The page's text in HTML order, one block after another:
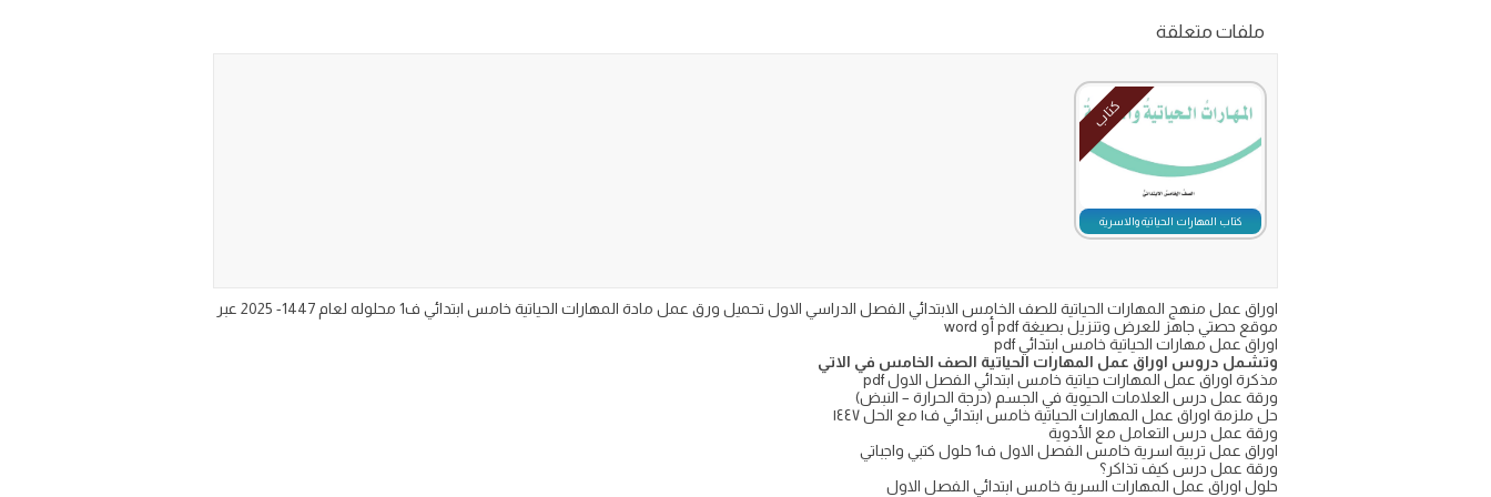
ملفات متعلقة
كتاب
كتاب المهارات الحياتية والاسرية
اوراق عمل منهج المهارات الحياتية للصف الخامس الابتدائي الفصل الدراسي الاول تحميل ورق عمل مادة المهارات الحياتية خامس ابتدائي ف1 محلوله لعام 1447- 2025 عبر
موقع حصتي جاهز للعرض وتنزيل بصيغة pdf أو word
اوراق عمل مهارات الحياتية خامس ابتدائي pdf
وتشمل دروس اوراق عمل المهارات الحياتية الصف الخامس في الاتي
مذكرة اوراق عمل المهارات حياتية خامس ابتدائي الفصل الاول pdf
ورقة عمل درس العلامات الحيوية في الجسم (درجة الحرارة – النبض)
حل ملزمة اوراق عمل المهارات الحياتية خامس ابتدائي ف١ مع الحل ١٤٤٧
ورقة عمل درس التعامل مع الأدوية
اوراق عمل تربية اسرية خامس الفصل الاول ف1 حلول كتبي واجباتي
ورقة عمل درس كيف تذاكر؟
حلول اوراق عمل المهارات السرية خامس ابتدائي الفصل الاول